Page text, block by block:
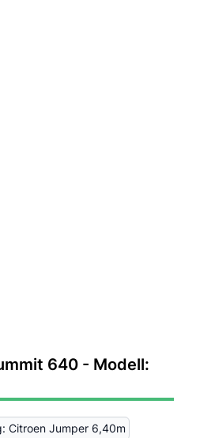
640 - Modell:
Citroen Jumper 6,40m